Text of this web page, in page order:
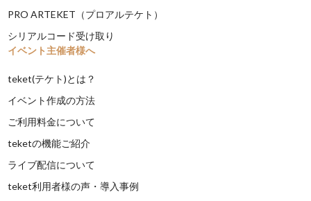
PRO ARTEKET（プロアルテケト）
シリアルコード受け取り
イベント主催者様へ
teket(テケト)とは？
イベント作成の方法
ご利用料金について
teketの機能ご紹介
ライブ配信について
teket利用者様の声・導入事例